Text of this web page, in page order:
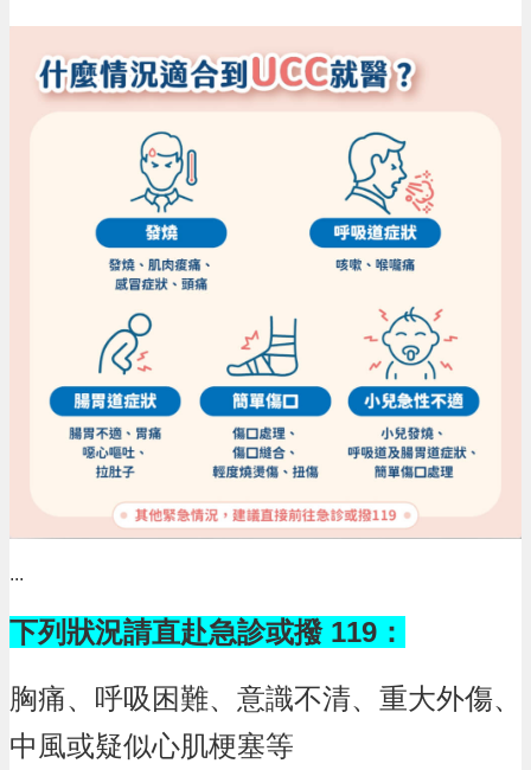
...
下列狀況請直赴急診或撥 119：
胸痛、呼吸困難、意識不清、重大外傷、
中風或疑似心肌梗塞等